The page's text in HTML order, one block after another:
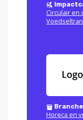
Circulair en
Branche
Horeca en